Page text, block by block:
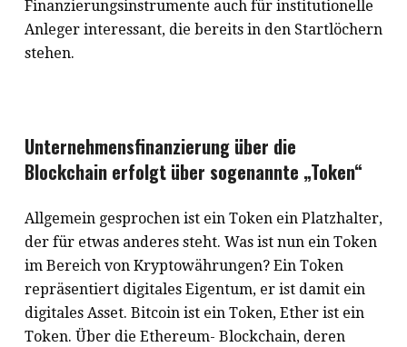
Finanzierungsinstrumente auch für institutionelle
Anleger interessant, die bereits in den Startlöchern
stehen.
Unternehmensfinanzierung über die
Blockchain erfolgt über sogenannte „Token“
Allgemein gesprochen ist ein Token ein Platzhalter,
der für etwas anderes steht. Was ist nun ein Token
im Bereich von Kryptowährungen? Ein Token
repräsentiert digitales Eigentum, er ist damit ein
digitales Asset. Bitcoin ist ein Token, Ether ist ein
Token. Über die Ethereum- Blockchain, deren